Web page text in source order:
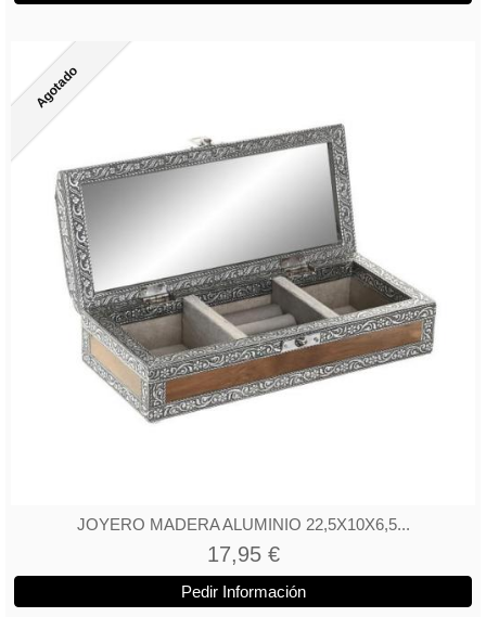
Agotado
JOYERO MADERA ALUMINIO 22,5X10X6,5...
17,95 €
Pedir Información